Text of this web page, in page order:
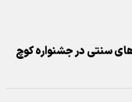
سنتی در جشنواره کوچ